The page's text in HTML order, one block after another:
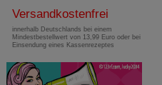
Versandkostenfrei
innerhalb Deutschlands bei einem
Mindestbestellwert von 13,99 Euro oder bei
Einsendung eines Kassenrezeptes